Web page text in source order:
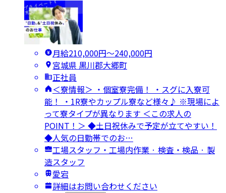
月給210,000円〜240,000円
宮城県 黒川郡大郷町
正社員
＜寮情報＞ ・個室寮完備！ ・スグに入寮可
能！ ・1R寮やカップル寮など様々♪ ※現場によ
って寮タイプが異なります ＜この求人の
POINT！＞ ◆土日祝休みで予定が立てやすい！
◆人気の日勤帯でのお…
工場スタッフ・工場内作業 · 検査・検品 · 製
造スタッフ
愛宕
詳細はお問い合わせください